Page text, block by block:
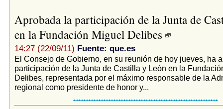
Aprobada la participación de la Junta de
en la Fundación Miguel Delibes
14:27 (22/09/11) Fuente: que.es
El Consejo de Gobierno, en su reunión de hoy jueves, ha
participación de la Junta de Castilla y León en la
Delibes, representada por el máximo responsable de la
regional como presidente de honor y...